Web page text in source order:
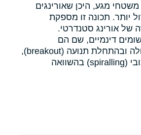
מגע, היכן שאורינגים
יותר. תכונה זו מספקת
של אורינג סטנדרטי.
דינמיים, שם הם
מאפשרים הפחתה בחיכוך בפעולה ובהתחלת תנועה (breakout),
ומפחיתים את הסיכון לכשל סיבובי (spiralling) בהשוואה